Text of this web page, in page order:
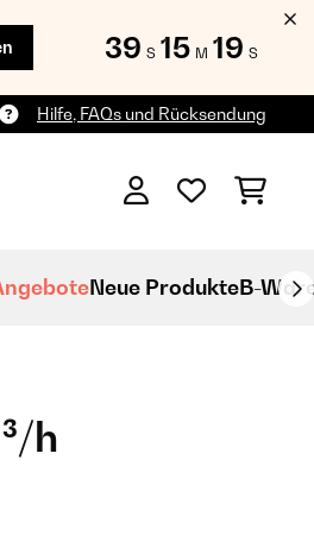
39 S 15 M 18 S
Hilfe, FAQs und Rücksendung
Neue ProdukteB-
h